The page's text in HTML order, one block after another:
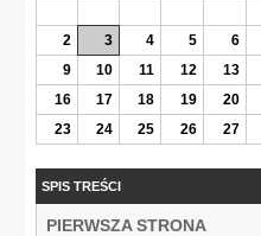
2
3 4 5 6
9
10 11 12 13
16
17 18 19 20
23
24 25 26 27
SPIS TREŚCI
PIERWSZA STRONA